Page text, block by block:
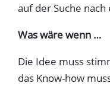
auf der Suche
Was wäre wenn …
Die Idee muss
das Know-how